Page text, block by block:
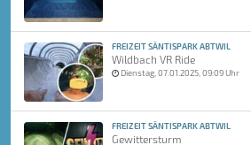
FREIZEIT SÄNTISPARK ABTWIL
Wildbach VR Ride
Dienstag, 07.01.2025, 09:09 Uhr
FREIZEIT SÄNTISPARK ABTWIL
Gewittersturm